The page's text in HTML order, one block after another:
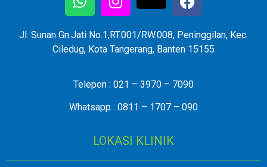
Jl. Sunan Gn.Jati No.1,RT.001/RW.008, Peninggilan, Kec.
Ciledug, Kota Tangerang, Banten 15155
Telepon : 021 – 3970 – 7090
Whatsapp : 0811 – 1707 – 090
LOKASI KLINIK